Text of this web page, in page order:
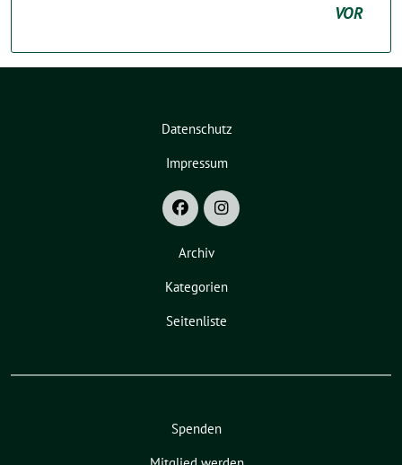
VOR
Datenschutz
Impressum
Archiv
Kategorien
Seitenliste
Spenden